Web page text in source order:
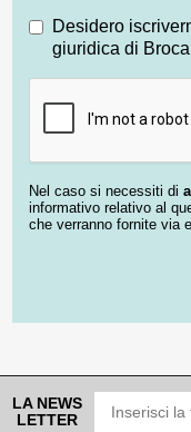
Desidero
giuridica di
Nel caso si necessiti di
informativo relativo al
che verranno fornite via
LA NEWS
LETTER